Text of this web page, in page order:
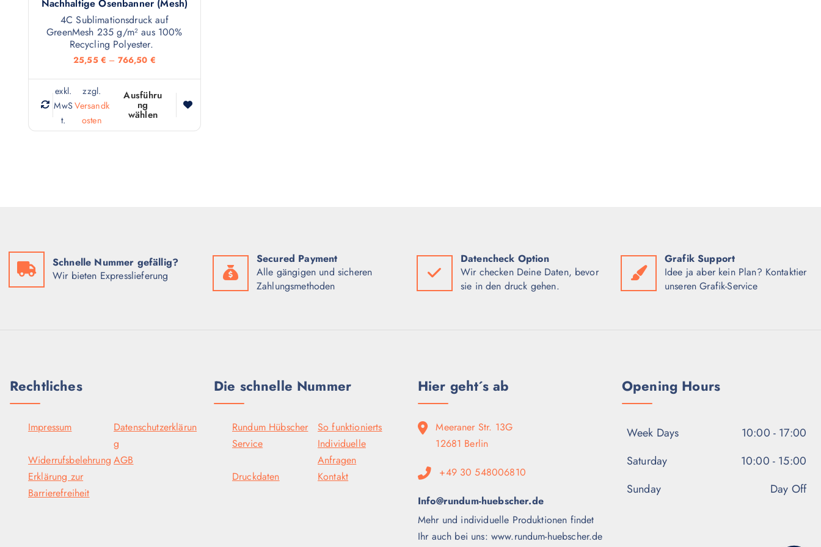
Nachhaltige Ösenbanner (Mesh)
4C Sublimationsdruck auf
GreenMesh 235 g/m² aus 100%
Recycling Polyester.
25,55 € – 766,50 €
exkl.
MwS
t.
zzgl.
Versandk
osten
Ausführu
ng
wählen
i
d
u
e
h
r
Schnelle Nummer gefällig?
Wir bieten Expresslieferung
Secured Payment
Alle gängigen und sicheren
Zahlungsmethoden
Datencheck Option
Wir checken Deine Daten, bevor
sie in den druck gehen.
Grafik Support
Idee ja aber kein Plan? Kontaktier
unseren Grafik-Service
Rechtliches
Impressum
Datenschutzerklärun
g
Widerrufsbelehrung AGB
Erklärung zur
Barrierefreiheit
Die schnelle Nummer
Rundum Hübscher
So funktionierts
Service
Individuelle
Anfragen
Druckdaten
Kontakt
Hier geht´s ab
Meeraner Str. 13G
12681 Berlin
+49 30 548006810
Info@rundum-huebscher.de
Mehr und individuelle Produktionen findet
Ihr auch bei uns: www.rundum-huebscher.de
Opening Hours
Week Days
10:00 - 17:00
Saturday
10:00 - 15:00
Sunday
Day Off